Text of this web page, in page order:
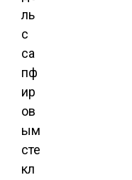
ль
с
са
пф
ир
ов
ым
сте
кл